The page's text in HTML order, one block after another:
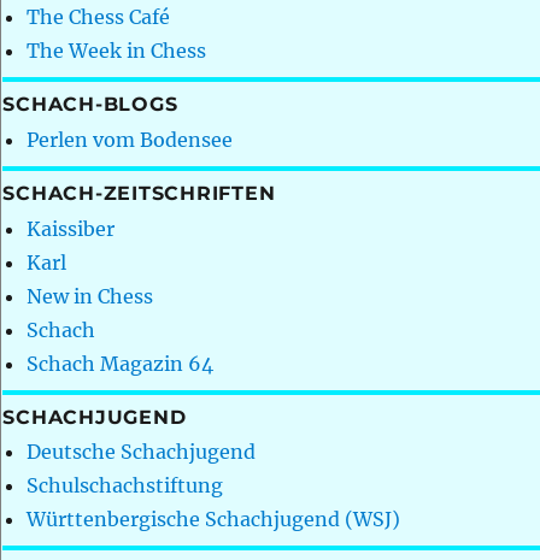
The Chess Café
The Week in Chess
SCHACH-BLOGS
Perlen vom Bodensee
SCHACH-ZEITSCHRIFTEN
Kaissiber
Karl
New in Chess
Schach
Schach Magazin 64
SCHACHJUGEND
Deutsche Schachjugend
Schulschachstiftung
Württenbergische Schachjugend (WSJ)